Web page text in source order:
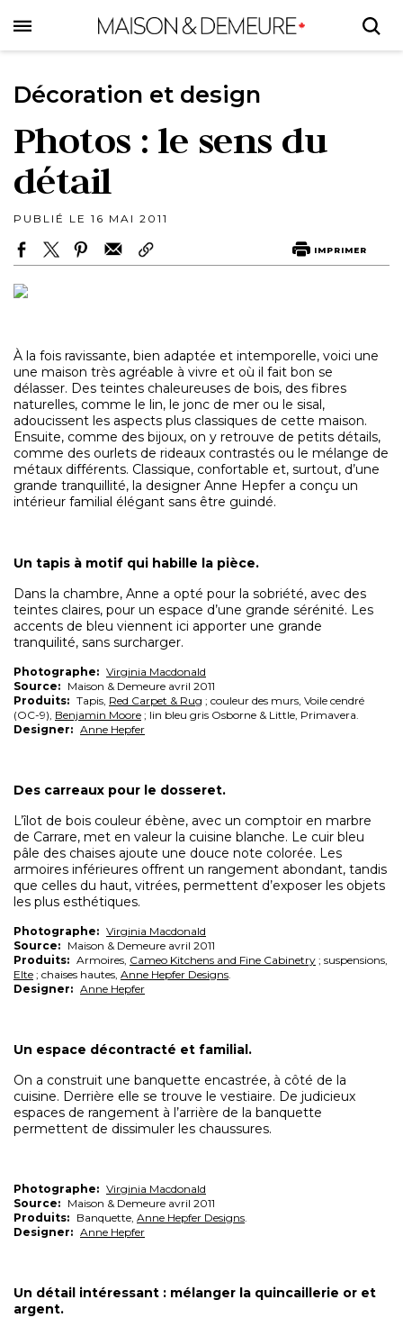
to
main
content
Décoration et design
Photos : le sens du
détail
PUBLIÉ LE 16 MAI 2011
IMPRIMER
À la fois ravissante, bien adaptée et intemporelle, voici une
une maison très agréable à vivre et où il fait bon se
délasser. Des teintes chaleureuses de bois, des fibres
naturelles, comme le lin, le jonc de mer ou le sisal,
adoucissent les aspects plus classiques de cette maison.
Ensuite, comme des bijoux, on y retrouve de petits détails,
comme des ourlets de rideaux contrastés ou le mélange de
métaux différents. Classique, confortable et, surtout, d’une
grande tranquillité, la designer Anne Hepfer a conçu un
intérieur familial élégant sans être guindé.
Un tapis à motif qui habille la pièce.
Dans la chambre, Anne a opté pour la sobriété, avec des
teintes claires, pour un espace d’une grande sérénité. Les
accents de bleu viennent ici apporter une grande
tranquilité, sans surcharger.
Photographe: Virginia Macdonald
Source: Maison & Demeure avril 2011
Produits: Tapis, Red Carpet & Rug ; couleur des murs, Voile cendré
(OC-9), Benjamin Moore ; lin bleu gris Osborne & Little, Primavera.
Designer: Anne Hepfer
Des carreaux pour le dosseret.
L’îlot de bois couleur ébène, avec un comptoir en marbre
de Carrare, met en valeur la cuisine blanche. Le cuir bleu
pâle des chaises ajoute une douce note colorée. Les
armoires inférieures offrent un rangement abondant, tandis
que celles du haut, vitrées, permettent d’exposer les objets
les plus esthétiques.
Photographe: Virginia Macdonald
Source: Maison & Demeure avril 2011
Produits: Armoires, Cameo Kitchens and Fine Cabinetry ; suspensions,
Elte ; chaises hautes, Anne Hepfer Designs.
Designer: Anne Hepfer
Un espace décontracté et familial.
On a construit une banquette encastrée, à côté de la
cuisine. Derrière elle se trouve le vestiaire. De judicieux
espaces de rangement à l’arrière de la banquette
permettent de dissimuler les chaussures.
Photographe: Virginia Macdonald
Source: Maison & Demeure avril 2011
Produits: Banquette, Anne Hepfer Designs.
Designer: Anne Hepfer
Un détail intéressant : mélanger la quincaillerie or et
argent.